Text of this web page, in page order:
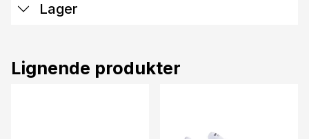
Lager
Lignende produkter